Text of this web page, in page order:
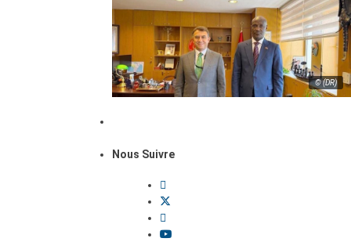
© (DR)
Nous Suivre